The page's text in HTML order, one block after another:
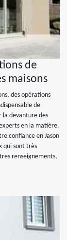
de
maisons
des opérations
de
la devanture des
en la matière.
confiance en Jason
qui sont très
renseignements,